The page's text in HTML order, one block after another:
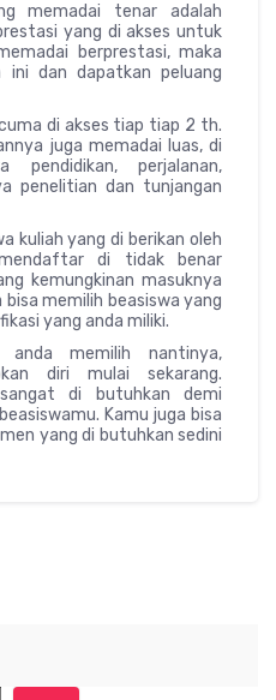
memadai tenar adalah
yang di akses untuk
berprestasi, maka
ini dan dapatkan peluang
di akses tiap tiap 2 th.
juga memadai luas, di
pendidikan, perjalanan,
penelitian dan tunjangan
kuliah yang di berikan oleh
di tidak benar
kemungkinan masuknya
memilih beasiswa yang
yang anda miliki.
anda memilih nantinya,
diri mulai sekarang.
di butuhkan demi
Kamu juga bisa
yang di butuhkan sedini